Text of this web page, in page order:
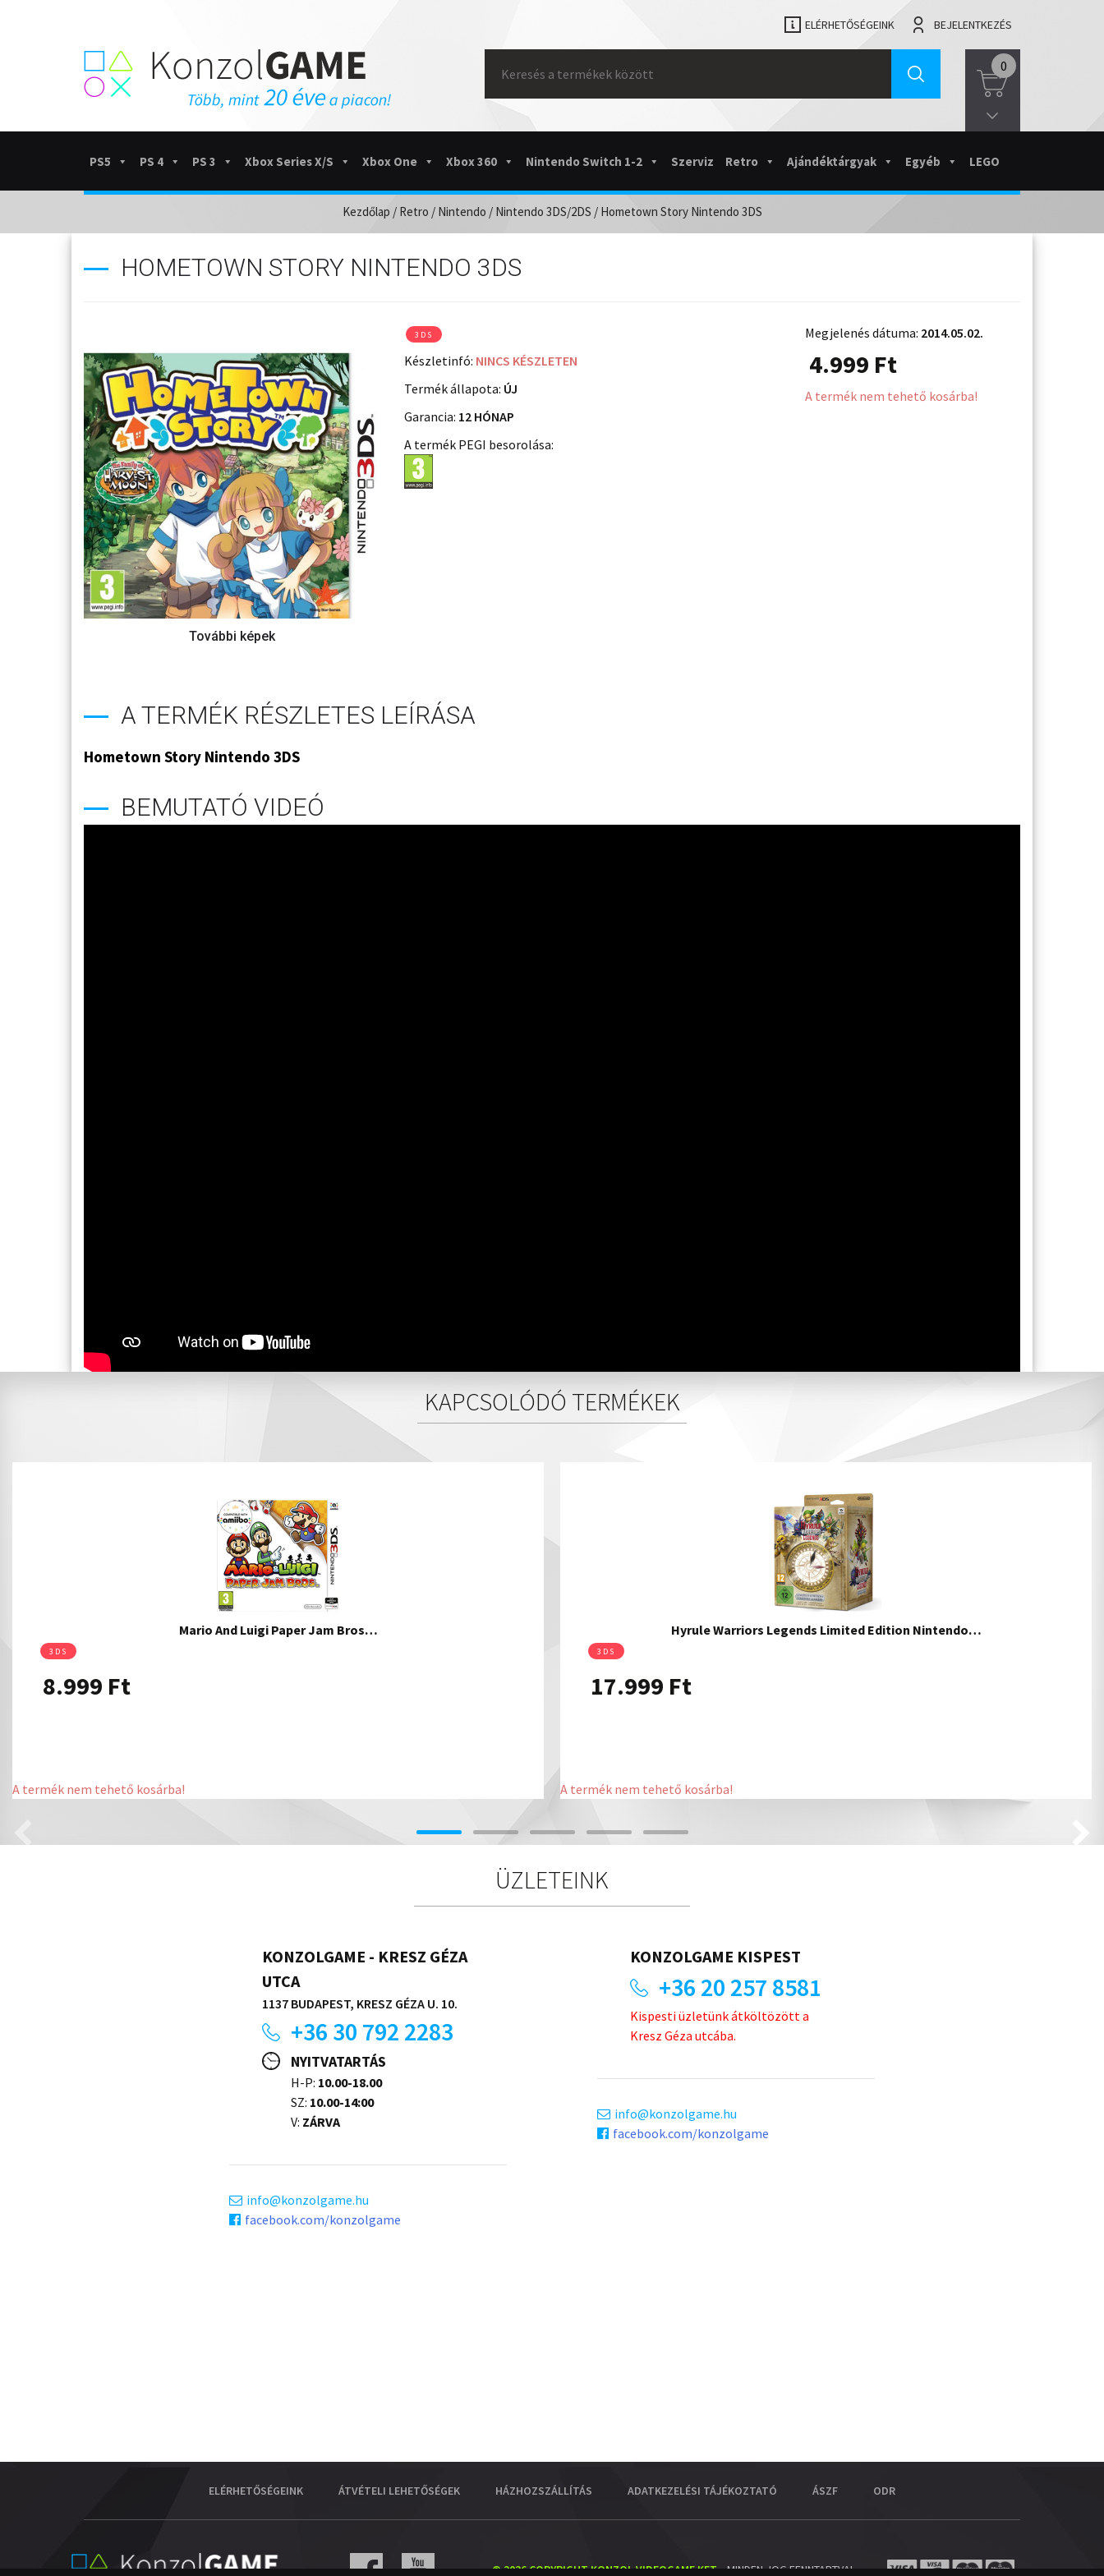
ELÉRHETŐSÉGEINK BEJELENTKEZÉS
for:
0
PS5 PS 4 PS 3 Xbox Series X/S Xbox One Xbox 360 Nintendo Switch 1-2 Szerviz Retro Ajándéktárgyak Egyéb LEGO
Kezdőlap / Retro / Nintendo / Nintendo 3DS/2DS / Hometown Story Nintendo 3DS
HOMETOWN STORY NINTENDO 3DS
3DS
Készletinfó: NINCS KÉSZLETEN
Termék állapota: ÚJ
Garancia: 12 HÓNAP
A termék PEGI besorolása:
Megjelenés dátuma: 2014.05.02.
4.999 Ft
A termék nem tehető kosárba!
A TERMÉK RÉSZLETES LEÍRÁSA
Hometown Story Nintendo 3DS
BEMUTATÓ VIDEÓ
KAPCSOLÓDÓ TERMÉKEK
Mario And Luigi Paper Jam Bros…
3DS
8.999 Ft
A termék nem tehető kosárba!
Hyrule Warriors Legends Limited Edition Nintendo…
3DS
17.999 Ft
A termék nem tehető kosárba!
ÜZLETEINK
KONZOLGAME - KRESZ GÉZA
UTCA
1137 BUDAPEST, KRESZ GÉZA U. 10.
+36 30 792 2283
NYITVATARTÁS
H-P: 10.00-18.00
SZ: 10.00-14:00
V: ZÁRVA
info
konzolgame.hu
facebook.com/konzolgame
KONZOLGAME KISPEST
+36 20 257 8581
Kispesti üzletünk átköltözött a
Kresz Géza utcába.
info
konzolgame.hu
facebook.com/konzolgame
ELÉRHETŐSÉGEINK ÁTVÉTELI LEHETŐSÉGEK HÁZHOZSZÁLLÍTÁS ADATKEZELÉSI TÁJÉKOZTATÓ ÁSZF ODR
© 2026 COPYRIGHT KONZOL VIDEOGAME KFT.- MINDEN JOG FENNTARTVA!